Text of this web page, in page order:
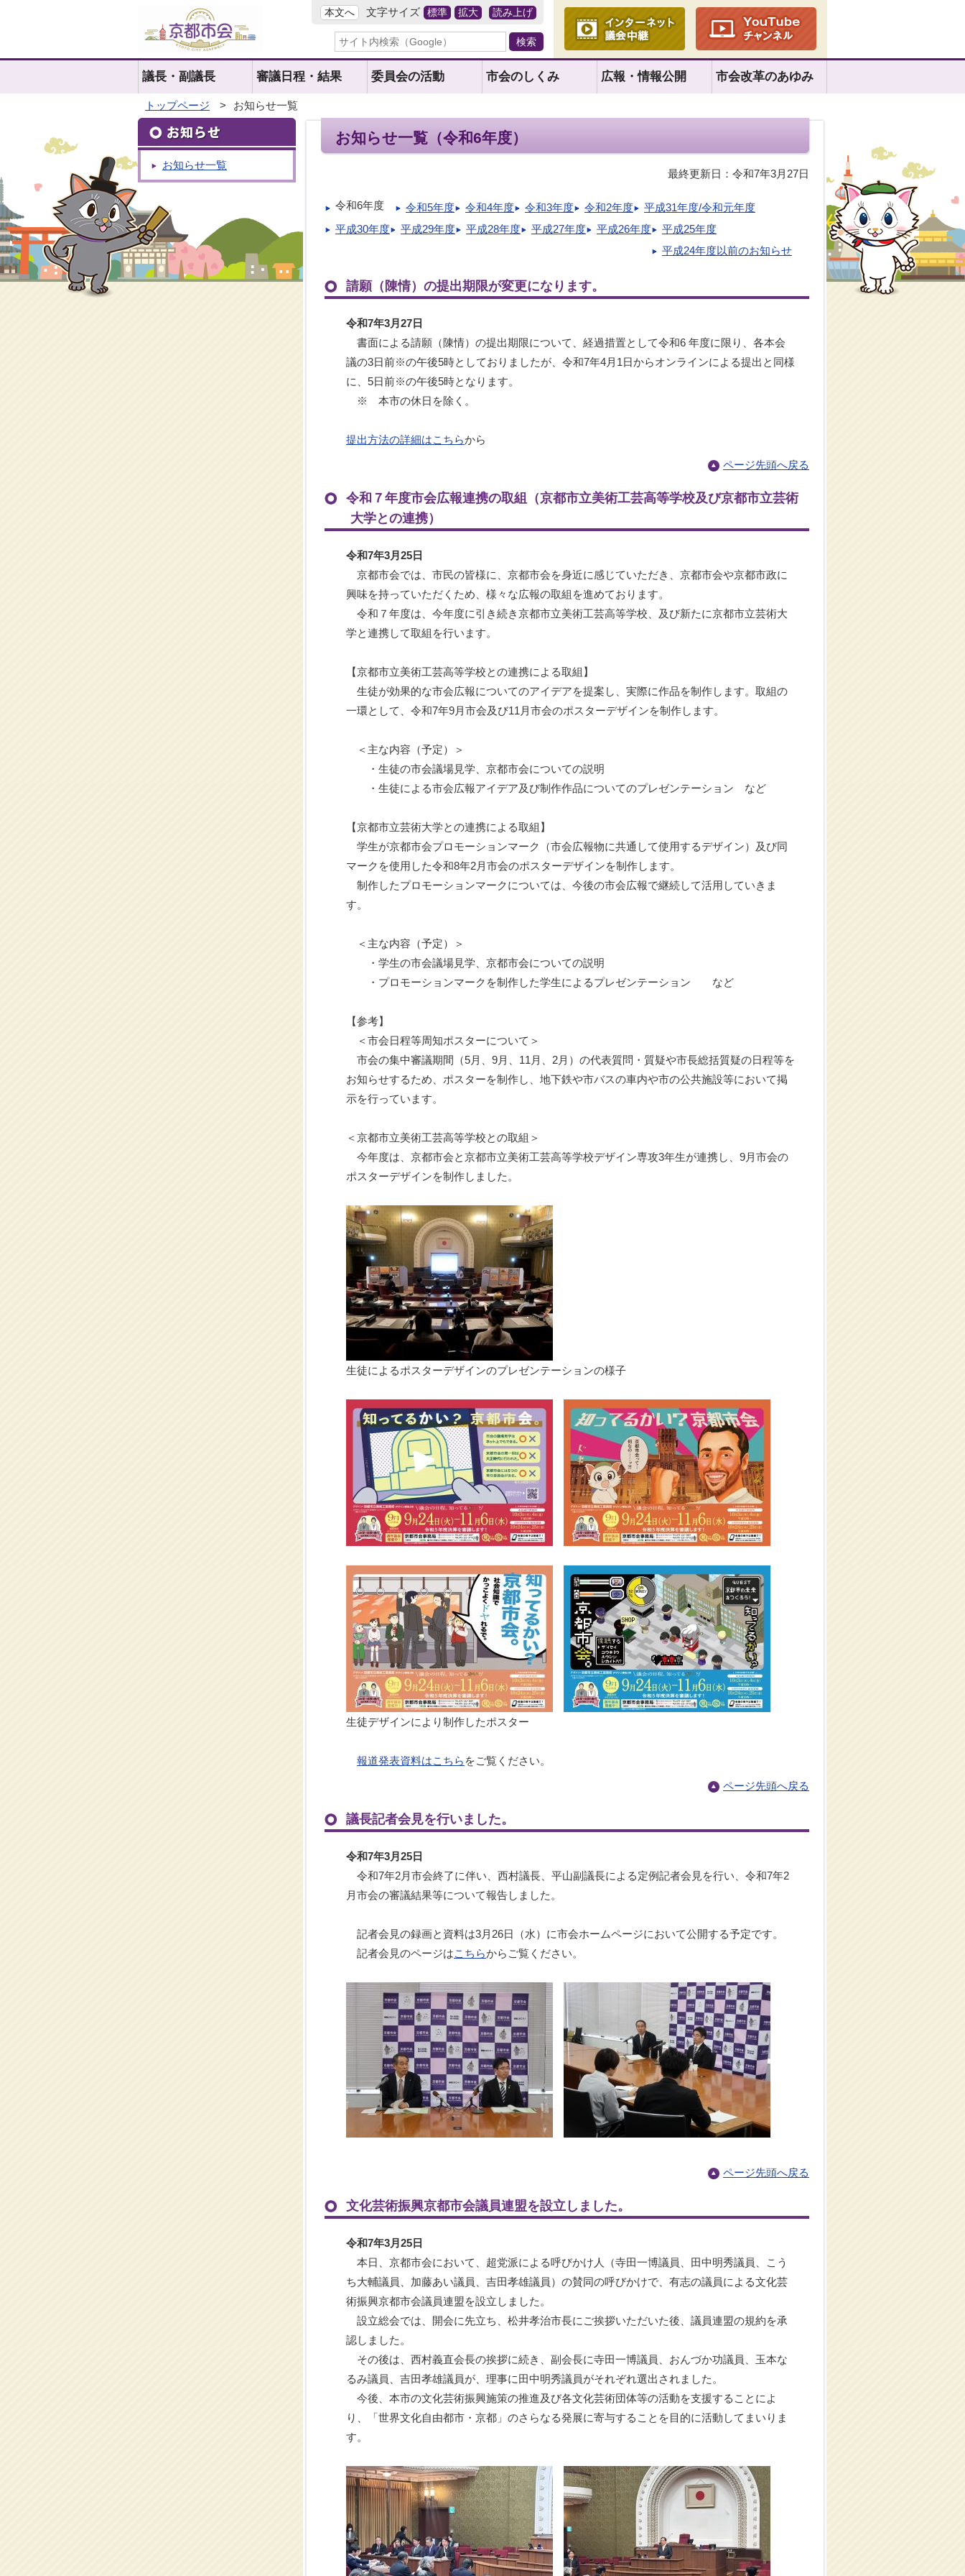
本文へ 文字サイズ 標準 拡大 読み上げ
議長・副議長 審議日程・結果 委員会の活動 市会のしくみ 広報・情報公開 市会改革のあゆみ
トップページ > お知らせ一覧
お知らせ一覧
お知らせ一覧（令和6年度）
最終更新日：令和7年3月27日
令和6年度 令和5年度 令和4年度 令和3年度 令和2年度
平成31年度/令和元年度
平成30年度
平成29年度 平成28年度 平成27年度 平成26年度
平成25年度
平成24年度以前のお知らせ
請願（陳情）の提出期限が変更になります。
令和7年3月27日
書面による請願（陳情）の提出期限について、経過措置として令和6 年度に限り、各本会
議の3日前※の午後5時としておりましたが、令和7年4月1日からオンラインによる提出と同様
に、5日前※の午後5時となります。
※ 本市の休日を除く。
提出方法の詳細はこちらから
ページ先頭へ戻る
令和７年度市会広報連携の取組（京都市立美術工芸高等学校及び京都市立芸術
大学との連携）
令和7年3月25日
京都市会では、市民の皆様に、京都市会を身近に感じていただき、京都市会や京都市政に
興味を持っていただくため、様々な広報の取組を進めております。
令和７年度は、今年度に引き続き京都市立美術工芸高等学校、及び新たに京都市立芸術大
学と連携して取組を行います。
【京都市立美術工芸高等学校との連携による取組】
生徒が効果的な市会広報についてのアイデアを提案し、実際に作品を制作します。取組の
一環として、令和7年9月市会及び11月市会のポスターデザインを制作します。
＜主な内容（予定）＞
・生徒の市会議場見学、京都市会についての説明
・生徒による市会広報アイデア及び制作作品についてのプレゼンテーション など
【京都市立芸術大学との連携による取組】
学生が京都市会プロモーションマーク（市会広報物に共通して使用するデザイン）及び同
マークを使用した令和8年2月市会のポスターデザインを制作します。
制作したプロモーションマークについては、今後の市会広報で継続して活用していきま
す。
＜主な内容（予定）＞
・学生の市会議場見学、京都市会についての説明
・プロモーションマークを制作した学生によるプレゼンテーション など
【参考】
＜市会日程等周知ポスターについて＞
市会の集中審議期間（5月、9月、11月、2月）の代表質問・質疑や市長総括質疑の日程等を
お知らせするため、ポスターを制作し、地下鉄や市バスの車内や市の公共施設等において掲
示を行っています。
＜京都市立美術工芸高等学校との取組＞
今年度は、京都市会と京都市立美術工芸高等学校デザイン専攻3年生が連携し、9月市会の
ポスターデザインを制作しました。
生徒によるポスターデザインのプレゼンテーションの様子
生徒デザインにより制作したポスター
報道発表資料はこちら をご覧ください。
ページ先頭へ戻る
議長記者会見を行いました。
令和7年3月25日
令和7年2月市会終了に伴い、西村議長、平山副議長による定例記者会見を行い、令和7年2
月市会の審議結果等について報告しました。
記者会見の録画と資料は3月26日（水）に市会ホームページにおいて公開する予定です。
記者会見のページはこちらからご覧ください。
ページ先頭へ戻る
文化芸術振興京都市会議員連盟を設立しました。
令和7年3月25日
本日、京都市会において、超党派による呼びかけ人（寺田一博議員、田中明秀議員、こう
ち大輔議員、加藤あい議員、吉田孝雄議員）の賛同の呼びかけで、有志の議員による文化芸
術振興京都市会議員連盟を設立しました。
設立総会では、開会に先立ち、松井孝治市長にご挨拶いただいた後、議員連盟の規約を承
認しました。
その後は、西村義直会長の挨拶に続き、副会長に寺田一博議員、おんづか功議員、玉本な
るみ議員、吉田孝雄議員が、理事に田中明秀議員がそれぞれ選出されました。
今後、本市の文化芸術振興施策の推進及び各文化芸術団体等の活動を支援することによ
り、「世界文化自由都市・京都」のさらなる発展に寄与することを目的に活動してまいりま
す。